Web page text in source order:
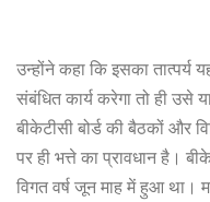
उन्होंने कहा कि इसका
संबंधित कार्य करेगा तो ही उसे
बीकेटीसी बोर्ड की बैठकों और
पर ही भत्ते का प्रावधान है।
विगत वर्ष जून माह में हुआ था।